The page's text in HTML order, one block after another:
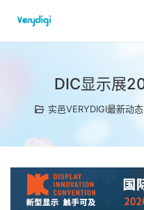
DIC显示展
实邑VERYDIGI最新动态